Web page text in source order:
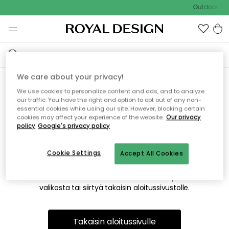
Outdoor
Emme valitettavasti löydä
etsimääsi sivua
Tämä voi johtua siitä, että sivua ei enää ole tai siitä, että se
on siirretty muualle. Pahoittelemme tästä mahdollisesti
valikosta tai siirtyä takaisin aloitussivustolle.
Takaisin aloitussivulle
We care about your privacy!
We use cookies to personalize content and ads, and to analyze
our traffic. You have the right and option to opt out of any non-
essential cookies while using our site. However, blocking certain
cookies may affect your experience of the website. Our privacy
policy Google's privacy policy
Accept All Cookies
Cookie Settings